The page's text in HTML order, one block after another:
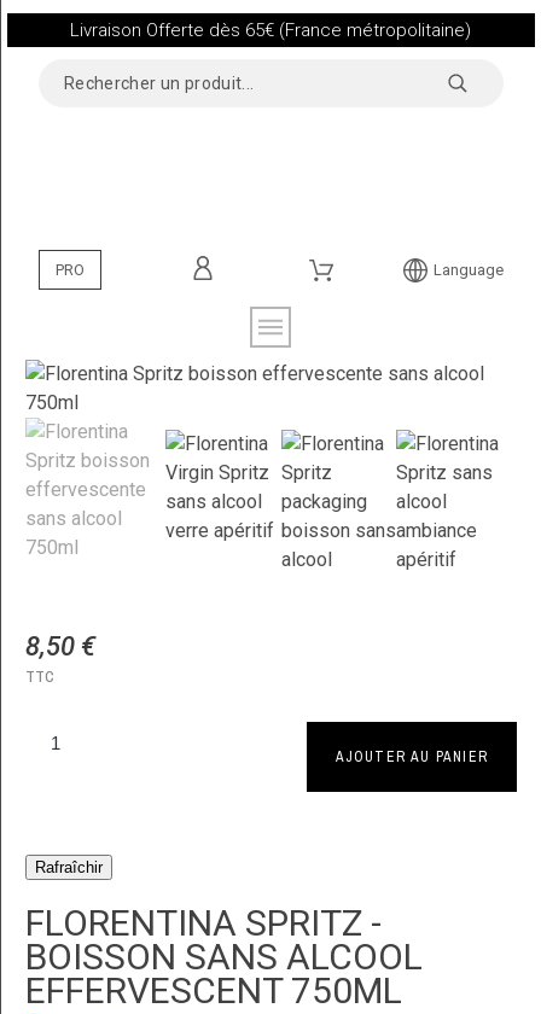
Livraison Offerte dès 65€ (France métropolitaine)
PRO Language
FLORENTINA SPRITZ -
BOISSON SANS ALCOOL
EFFERVESCENT 750ML
8,50 €
TTC
AJOUTER AU PANIER